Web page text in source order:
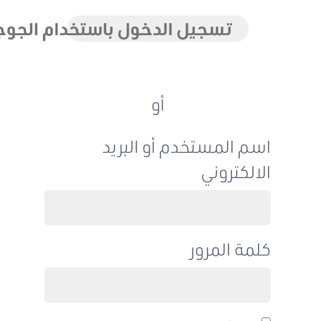
تسجيل الدخول باستخدام الجوجل
اسم المستخدم أو البريد
الالكتروني
كلمة المرور